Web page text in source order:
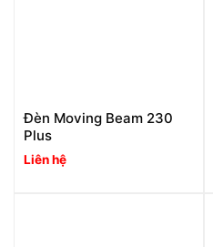
Đèn Moving Beam 230
Plus
Liên hệ